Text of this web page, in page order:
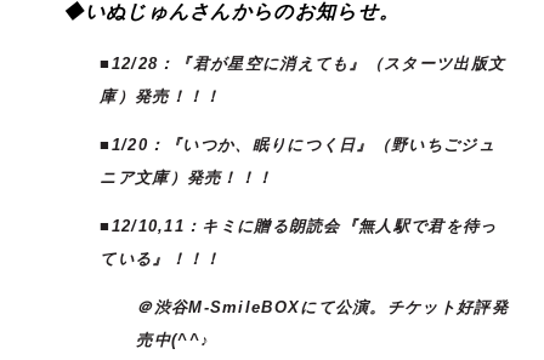
◆いぬじゅんさんからのお知らせ。
■12/28：『君が星空に消えても』（スターツ出版文
庫）発売！！！
■1/20：『いつか、眠りにつく日』（野いちごジュ
ニア文庫）発売！！！
■12/10,11： キミに贈る朗読会『無人駅で君を待っ
ている』！！！
＠渋谷M-SmileBOXにて公演。 チケット好評発
売中(^^♪